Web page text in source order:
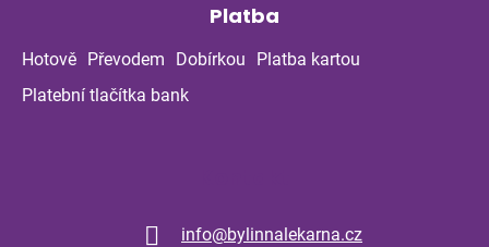
Platba
Hotově Převodem Dobírkou
Platba kartou
Platební tlačítka bank
info@bylinnalekarna.cz